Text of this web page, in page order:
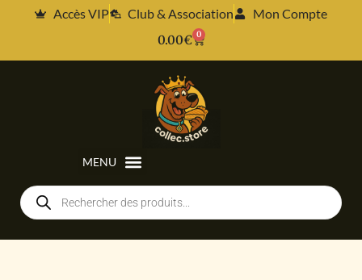
Accès VIP Club & Association
Mon Compte
0.00€ 0